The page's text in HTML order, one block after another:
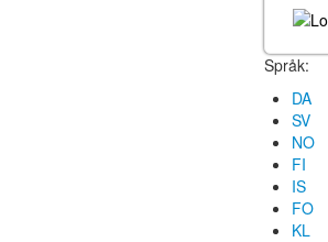
Språk:
DA
SV
NO
FI
IS
FO
KL